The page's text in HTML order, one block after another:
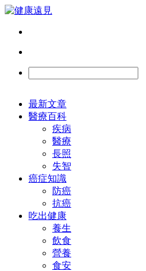
最新文章
醫療百科
疾病
醫療
長照
失智
癌症知識
防癌
抗癌
吃出健康
養生
飲食
營養
食安